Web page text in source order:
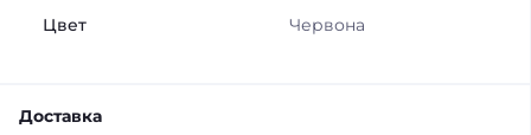
Цвет Червона
Доставка